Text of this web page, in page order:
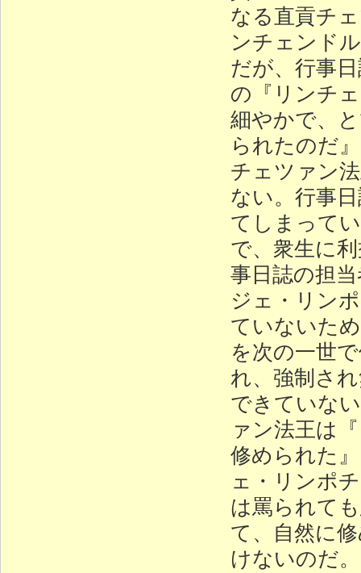
なる直貢チ
ンチェンド
だが、行事
の『リンチ
細やかで、
られたのだ
チェツァン
ない。行事
てしまって
で、衆生に
事日誌の担
ジェ・リン
ていないた
を次の一世
れ、強制さ
できていな
ァン法王は
修められた
ェ・リンポ
は罵られて
て、自然に
けないのだ